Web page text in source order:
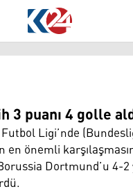
3 puanı 4 golle
Ligi’nde
en önemli
Dortmund’u 4-